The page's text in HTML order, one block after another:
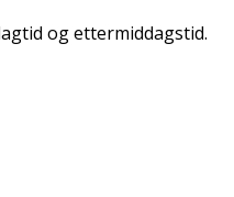
og ettermiddagstid.